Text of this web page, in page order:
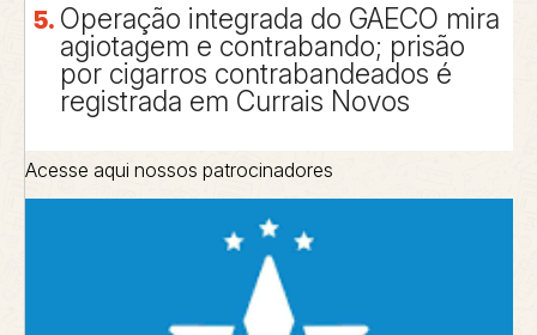
Operação integrada do GAECO mira
agiotagem e contrabando; prisão
por cigarros contrabandeados é
registrada em Currais Novos
Acesse aqui nossos patrocinadores